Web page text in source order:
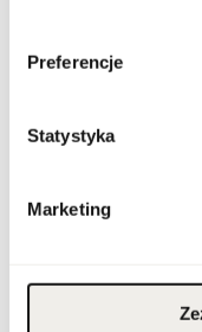
Preferencje
Statystyka
Marketing